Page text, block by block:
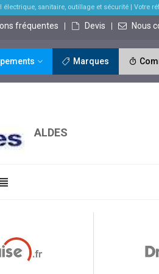
électrique, sanitaire, outillage et sécurité| Votre
fréquentes Devis Nous
Marques
ALDES